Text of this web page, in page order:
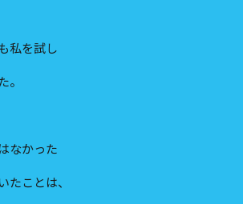
私を試し
。
なかった
たことは、